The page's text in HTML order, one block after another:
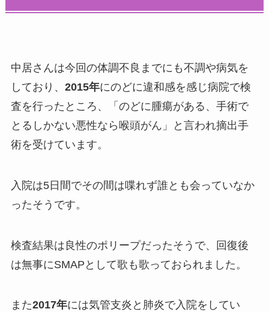
中居さんは今回の体調不良までにも不調や病気を
しており、 2015年にのどに違和感を感じ病院で検
査を行ったところ、「のどに腫瘍がある、手術で
とるしかない悪性なら喉頭がん」と言われ摘出手
術を受けています。
入院は5日間でその間は喋れず誰とも会っていなか
ったそうです。
検査結果は良性のポリープだったそうで、回復後
は無事にSMAPとして歌も歌っておられました。
また2017年には気管支炎と肺炎で入院をしてい